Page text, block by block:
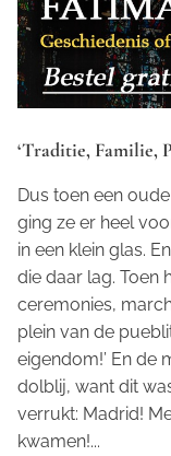
‘Traditie, Familie,
Dus toen een
ging ze er heel
in een klein glas.
die daar lag. Toen
ceremonies,
plein van de
eigendom!’ En de
dolblij, want dit
verrukt: Madrid!
kwamen!...